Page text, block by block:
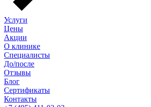
Услуги
Цены
Акции
О клинике
Специалисты
До/после
Отзывы
Блог
Сертификаты
Контакты